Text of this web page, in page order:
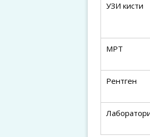
УЗИ кисти
МРТ
Рентген